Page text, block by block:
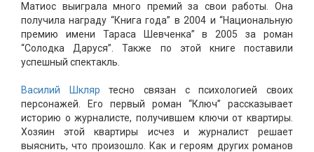
Матиос выиграла много премий за свои работы. Она
получила награду “Книга года” в 2004 и “Национальную
премию имени Тараса Шевченка” в 2005 за роман
“Солодка Даруся”. Также по этой книге поставили
успешный спектакль.
Василий Шкляр тесно связан с психологией своих
персонажей. Его первый роман “Ключ” рассказывает
историю о журналисте, получившем ключи от квартиры.
Хозяин этой квартиры исчез и журналист решает
выяснить, что произошло. Как и героям других романов